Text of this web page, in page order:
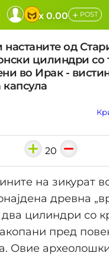
x 0.00 + POST
од
цилиндри со
во Ирак -
20
на зикурат
древна
два цилиндри со
пред
Овие